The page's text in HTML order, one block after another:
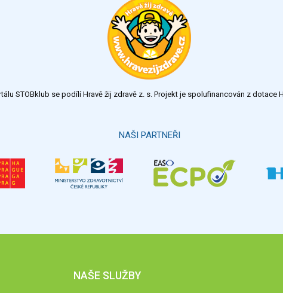
STOBklub se podílí Hravě žij zdravě z. s. Projekt je spolufinancován z dotace
NAŠI PARTNEŘI
NAŠE SLUŽBY